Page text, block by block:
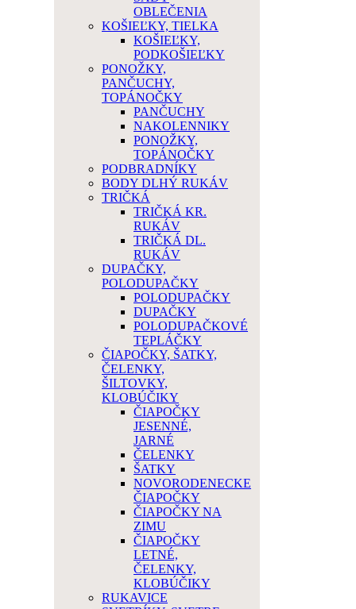
OBLEČENIA
KOŠIEĽKY, TIELKA
KOŠIEĽKY,
PODKOŠIEĽKY
PONOŽKY,
PANČUCHY,
TOPÁNOČKY
PANČUCHY
NAKOLENNIKY
PONOŽKY,
TOPÁNOČKY
PODBRADNÍKY
BODY DLHÝ RUKÁV
TRIČKÁ
TRIČKÁ KR.
RUKÁV
TRIČKÁ DL.
RUKÁV
DUPAČKY,
POLODUPAČKY
POLODUPAČKY
DUPAČKY
POLODUPAČKOVÉ
TEPLÁČKY
ČIAPOČKY, ŠATKY,
ČELENKY,
ŠILTOVKY,
KLOBÚČIKY
ČIAPOČKY
JESENNÉ,
JARNÉ
ČELENKY
ŠATKY
NOVORODENECKE
ČIAPOČKY
ČIAPOČKY NA
ZIMU
ČIAPOČKY
LETNÉ,
ČELENKY,
KLOBÚČIKY
RUKAVICE